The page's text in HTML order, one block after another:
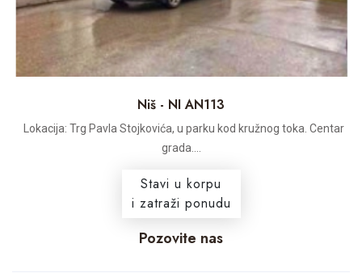
Niš - NI AN113
Lokacija: Trg Pavla Stojkovića, u parku kod kružnog toka. Centar
grada....
Stavi u korpu
i zatraži ponudu
Pozovite nas